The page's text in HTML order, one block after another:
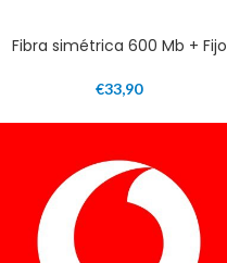
Fibra simétrica 600 Mb + Fijo
€33,90